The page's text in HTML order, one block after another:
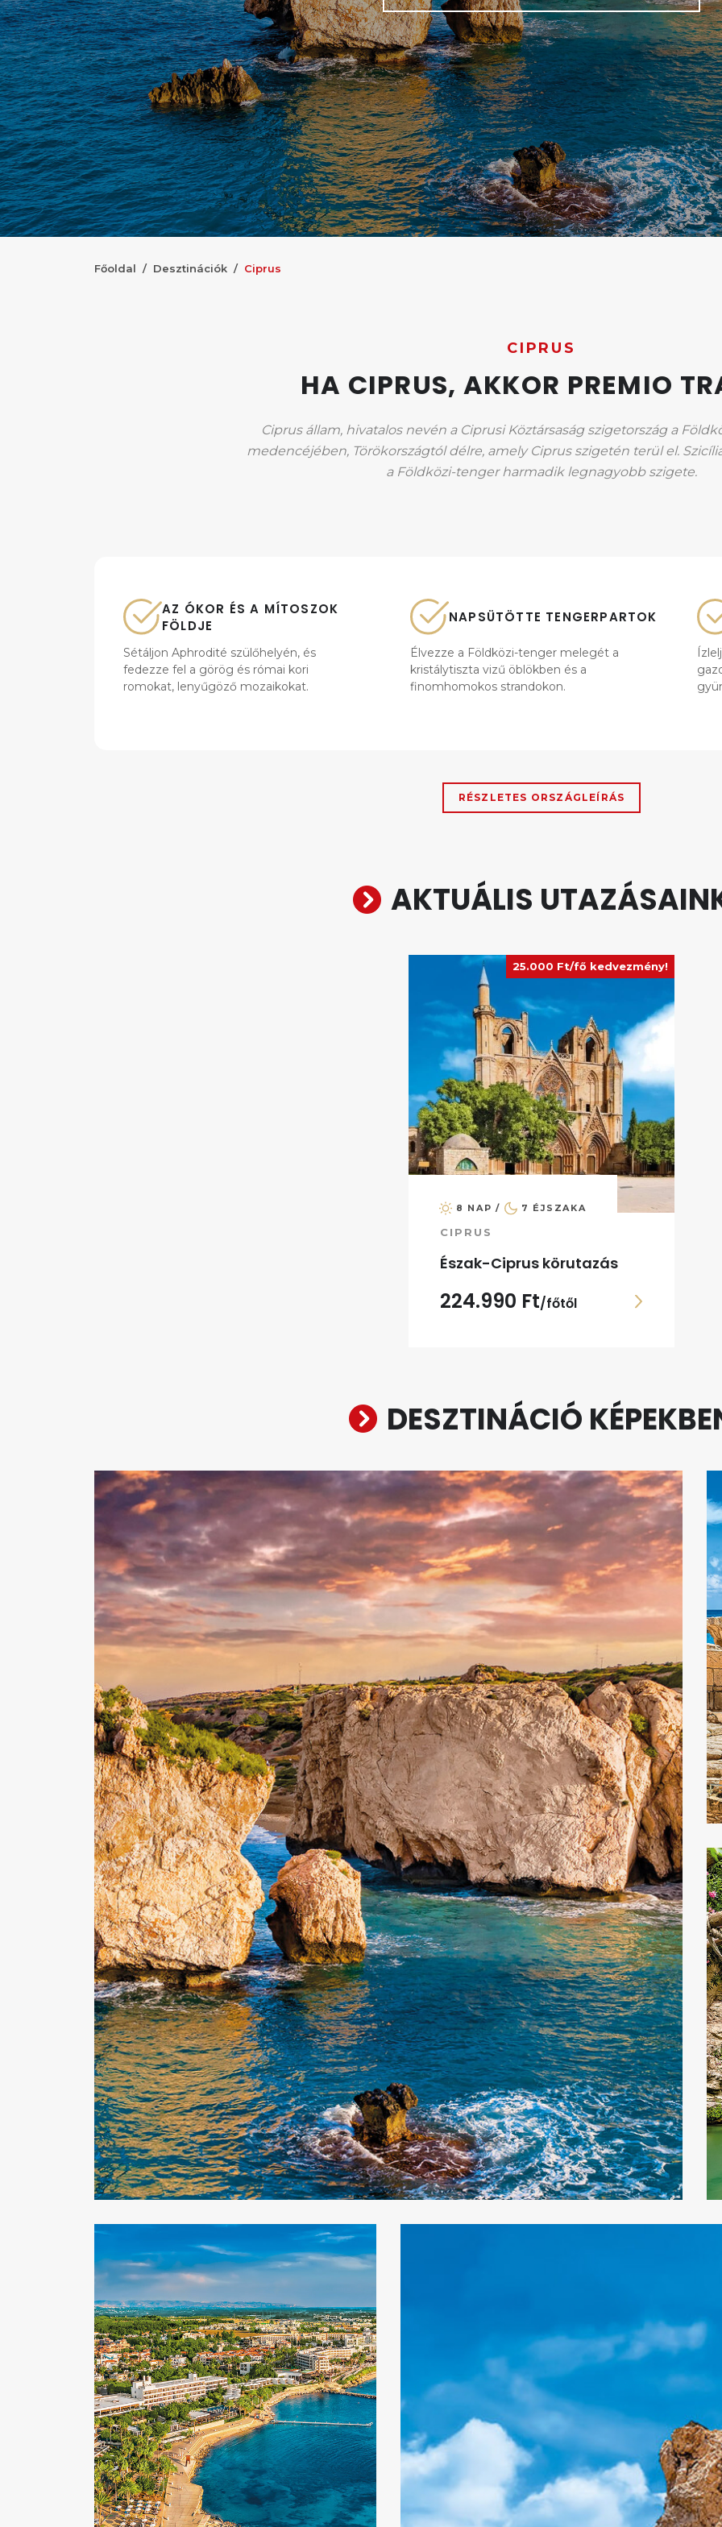
Főoldal Desztinációk Ciprus
CIPRUS
HA CIPRUS, AKKOR PREMIO
Ciprus állam, hivatalos nevén a Ciprusi Köztársaság szigetország a
medencéjében, Törökországtól délre, amely Ciprus szigetén terül el.
a Földközi-tenger harmadik legnagyobb szigete.
AZ ÓKOR ÉS A MÍTOSZOK
FÖLDJE
Sétáljon Aphrodité szülőhelyén, és
fedezze fel a görög és római kori
romokat, lenyűgöző mozaikokat.
NAPSÜTÖTTE TENGERPARTOK
Élvezze a Földközi-tenger melegét a
kristálytiszta vizű öblökben és a
finomhomokos strandokon.
RÉSZLETES ORSZÁGLEÍRÁS
AKTUÁLIS
8 NAP / 7 ÉJSZAKA
CIPRUS
Észak-Ciprus körutazás
224.990 Ft/főtől
25.000 Ft/fő kedvezmény!
DESZTINÁCIÓ